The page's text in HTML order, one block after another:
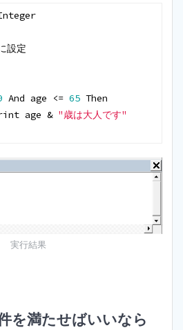
設定
And age <= 65 Then
age &
"歳は大人です"
実行結果
を満たせばいいなら